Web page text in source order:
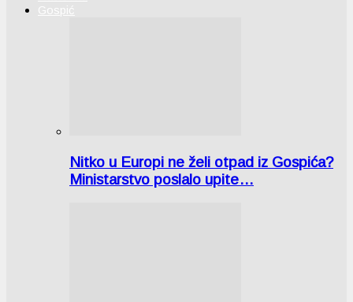
Gospić
Nitko u Europi ne želi otpad iz Gospića?
Ministarstvo poslalo upite…